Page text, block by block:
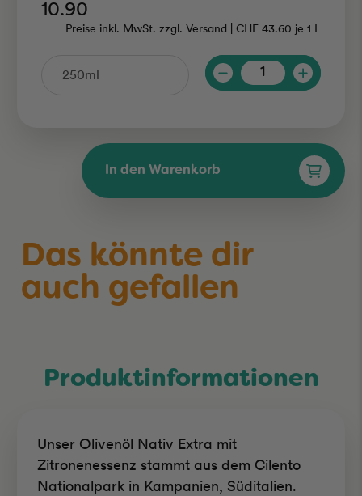
10.90
Preise inkl. MwSt. zzgl. Versand | CHF 43.60 je 1 L
Anzahl
In den Warenkorb
Das könnte dir
auch gefallen
Produktinformationen
Unser Olivenöl Nativ Extra mit
Zitronenessenz stammt aus dem Cilento
Nationalpark in Kampanien, Süditalien.